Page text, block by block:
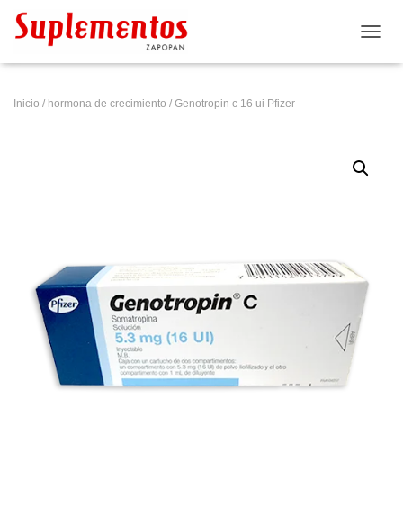
Inicio / hormona de crecimiento / Genotropin c 16 ui Pfizer